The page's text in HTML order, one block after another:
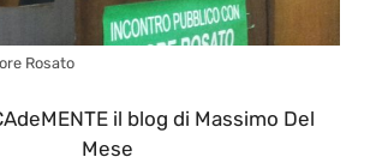
Rosato
il blog di Massimo Del
Mese